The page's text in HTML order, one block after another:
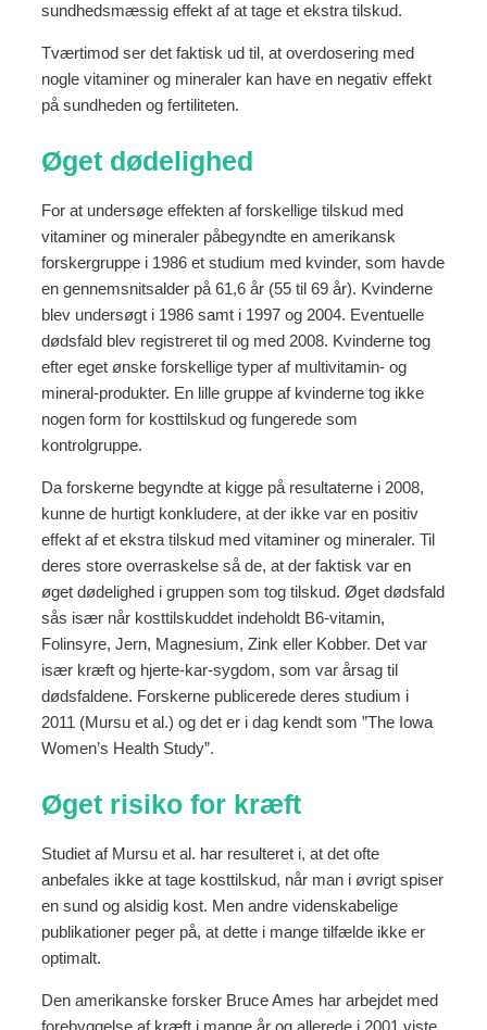
sundhedsmæssig effekt af at tage et ekstra tilskud.
Tværtimod ser det faktisk ud til, at overdosering med
nogle vitaminer og mineraler kan have en negativ effekt
på sundheden og fertiliteten.
Øget dødelighed
For at undersøge effekten af forskellige tilskud med
vitaminer og mineraler påbegyndte en amerikansk
forskergruppe i 1986 et studium med kvinder, som havde
en gennemsnitsalder på 61,6 år (55 til 69 år). Kvinderne
blev undersøgt i 1986 samt i 1997 og 2004. Eventuelle
dødsfald blev registreret til og med 2008. Kvinderne tog
efter eget ønske forskellige typer af multivitamin- og
mineral-produkter. En lille gruppe af kvinderne tog ikke
nogen form for kosttilskud og fungerede som
kontrolgruppe.
Da forskerne begyndte at kigge på resultaterne i 2008,
kunne de hurtigt konkludere, at der ikke var en positiv
effekt af et ekstra tilskud med vitaminer og mineraler. Til
deres store overraskelse så de, at der faktisk var en
øget dødelighed i gruppen som tog tilskud. Øget dødsfald
sås især når kosttilskuddet indeholdt B6-vitamin,
Folinsyre, Jern, Magnesium, Zink eller Kobber. Det var
især kræft og hjerte-kar-sygdom, som var årsag til
dødsfaldene. Forskerne publicerede deres studium i
2011 (Mursu et al.) og det er i dag kendt som ”The Iowa
Women’s Health Study”.
Øget risiko for kræft
Studiet af Mursu et al. har resulteret i, at det ofte
anbefales ikke at tage kosttilskud, når man i øvrigt spiser
en sund og alsidig kost. Men andre videnskabelige
publikationer peger på, at dette i mange tilfælde ikke er
optimalt.
Den amerikanske forsker Bruce Ames har arbejdet med
forebyggelse af kræft i mange år og allerede i 2001 viste